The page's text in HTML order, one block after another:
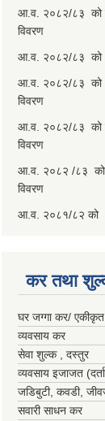
आ.व. २०८२/८३ को
विवरण
आ.व. २०८२/८३ को
आ.व. २०८२/८३ को
विवरण
आ.व. २०८२/८३ को
विवरण
आ.व. २०८२ /८३ को
विवरण
आ.व. २०८१/८२ को
कर तथा
घर जग्गा कर/
व्यवसाय कर
सेवा शुल्क , दस्तुर
व्यवसाय इजाजत
जडिबुटी, कवडी,
सवारी साधन कर